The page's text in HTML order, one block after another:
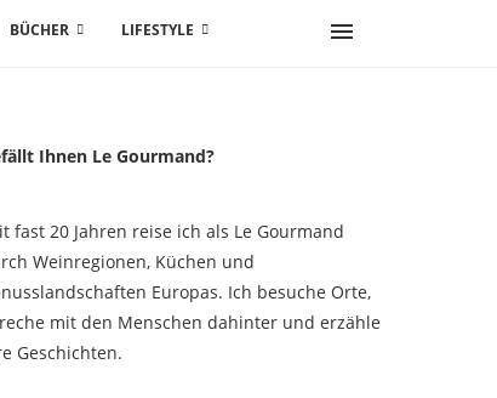
BÜCHER LIFESTYLE
Ihnen Le Gourmand?
fast 20 Jahren reise ich als Le Gourmand
Weinregionen, Küchen und
Europas. Ich besuche Orte,
mit den Menschen dahinter und erzähle
Geschichten.